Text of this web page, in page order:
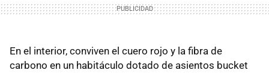
En el interior, conviven el cuero rojo y la fibra de
carbono en un habitáculo dotado de asientos bucket